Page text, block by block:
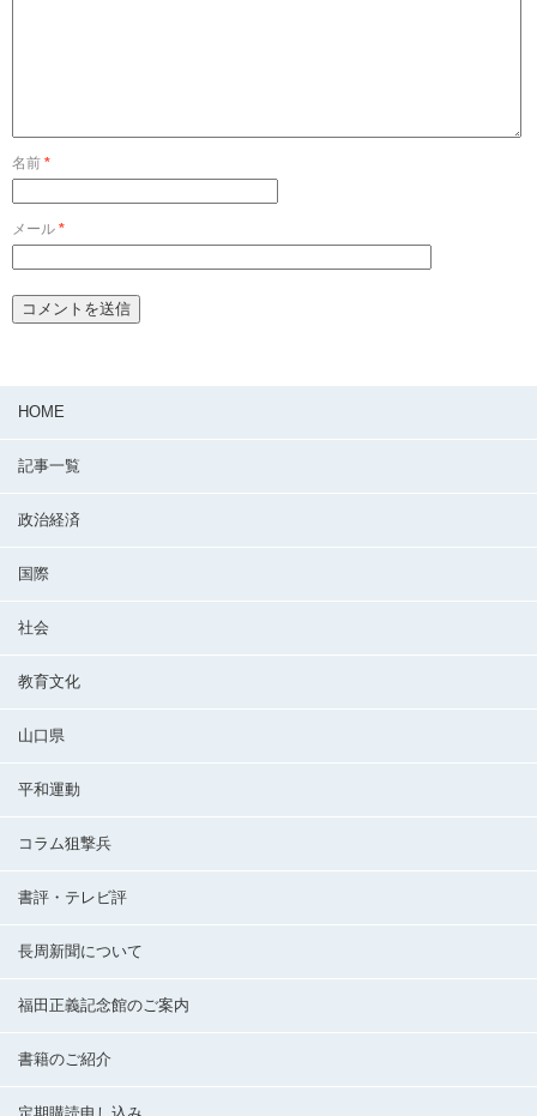
名前 *
メール *
HOME
記事一覧
政治経済
国際
社会
教育文化
山口県
平和運動
コラム狙撃兵
書評・テレビ評
長周新聞について
福田正義記念館のご案内
書籍のご紹介